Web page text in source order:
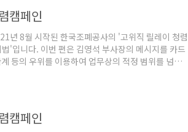
캠페인
년 8월 시작된 한국조폐공사의 '고위직 릴레이 청렴
'입니다. 이번 편은 김영석 부사장의 메시지를 카드
등의 우위를 이용하여 업무상의 적정 범위를 넘어
께 시행되었습니다. 주요 내용은 카드뉴스를 통해
캠페인